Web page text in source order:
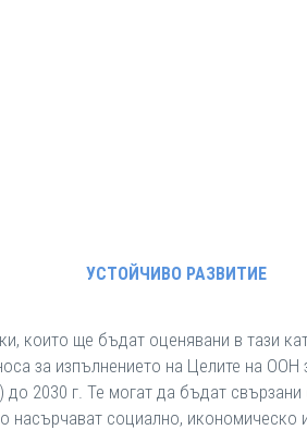
УСТОЙЧИВО РАЗВИТИЕ
които ще бъдат оценявани в тази
за изпълнението на Целите на ООН
до 2030 г. Те могат да бъдат свързани
насърчават социално, икономическо